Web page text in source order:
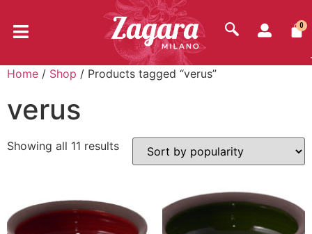
0
Home / Shop / Products tagged “verus”
verus
Showing all 11 results